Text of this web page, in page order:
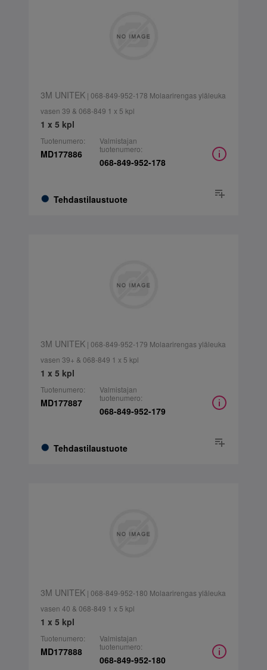
3M UNITEK| 068-849-952-178 Molaarirengas yläleuka
vasen 39 & 068-849 1 x 5 kpl
1 x 5 kpl
Tuotenumero:
MD177886
Tehdastilaustuote
Valmistajan
tuotenumero:
068-849-952-178
3M UNITEK| 068-849-952-179 Molaarirengas yläleuka
vasen 39+ & 068-849 1 x 5 kpl
1 x 5 kpl
Tuotenumero:
MD177887
Tehdastilaustuote
Valmistajan
tuotenumero:
068-849-952-179
3M UNITEK| 068-849-952-180 Molaarirengas yläleuka
vasen 40 & 068-849 1 x 5 kpl
1 x 5 kpl
Tuotenumero:
MD177888
Valmistajan
tuotenumero:
068-849-952-180